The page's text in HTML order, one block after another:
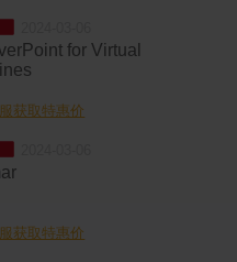
for Virtual
获取特惠价
获取特惠价